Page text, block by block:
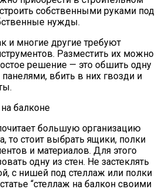
собственными руками под
нужды.
и многие другие требуют
Разместить их можно
решение — это обшить одну
вбить в них гвозди и
большую организацию
то стоит выбрать ящики, полки
и материалов. Для этого
одну из стен. Не застеклять
с нишей под стеллаж или полки
“стеллаж на балкон своими